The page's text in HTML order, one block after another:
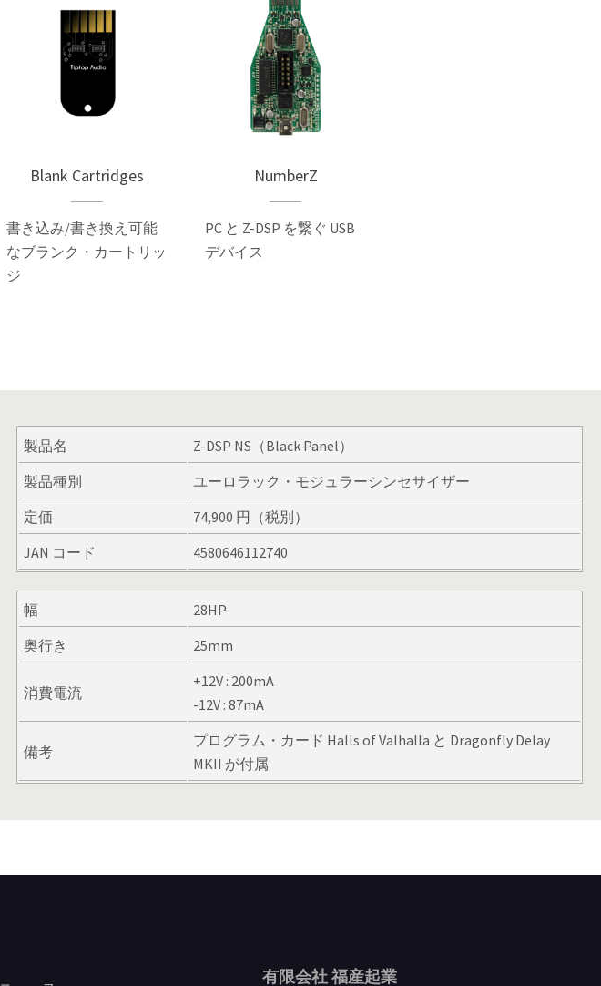
Blank Cartridges
書き込み/書き換え可能
なブランク・カートリッ
ジ
NumberZ
PC と Z-DSP を繋ぐ USB
デバイス
製品名
Z-DSP NS（Black Panel）
製品種別
ユーロラック・モジュラーシンセサイザー
定価
74,900 円（税別）
JAN コード
4580646112740
幅
28HP
奥行き
25mm
消費電流
+12V : 200mA
-12V : 87mA
備考
プログラム・カード Halls of Valhalla と Dragonfly Delay
MKII が付属
有限会社 福産起業